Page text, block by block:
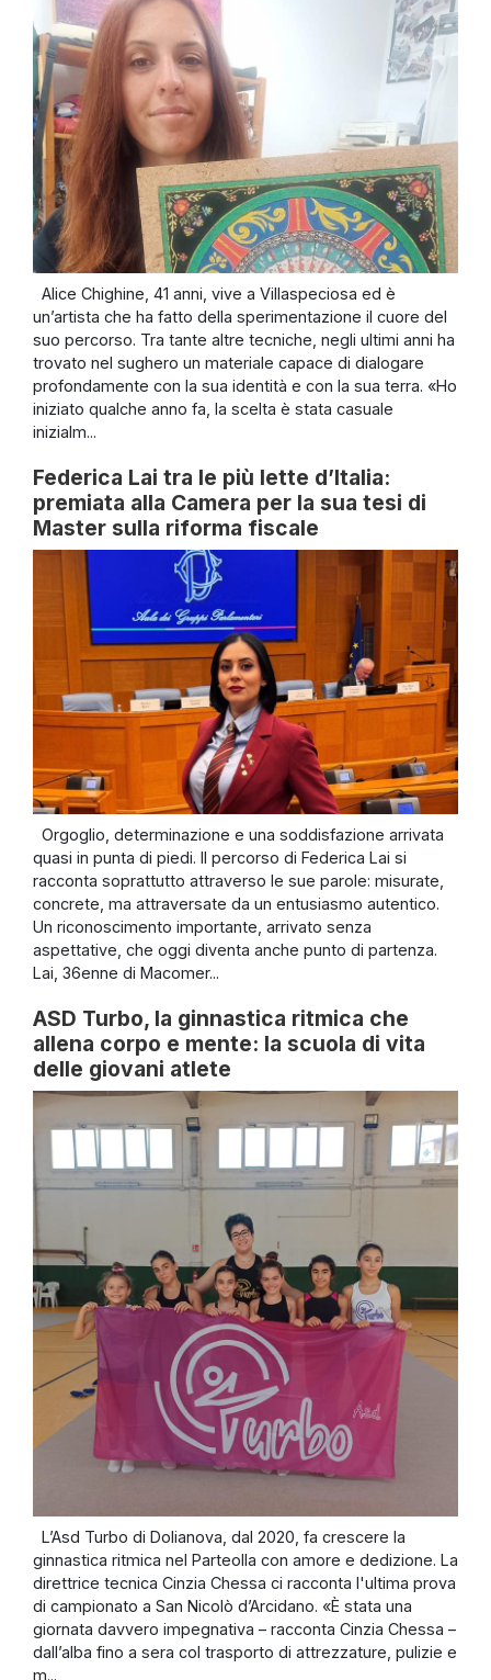
Alice Chighine, 41 anni, vive a Villaspeciosa ed è
un’artista che ha fatto della sperimentazione il cuore del
suo percorso. Tra tante altre tecniche, negli ultimi anni ha
trovato nel sughero un materiale capace di dialogare
profondamente con la sua identità e con la sua terra. «Ho
iniziato qualche anno fa, la scelta è stata casuale
inizialm...
Federica Lai tra le più lette d’Italia:
premiata alla Camera per la sua tesi di
Master sulla riforma fiscale
Orgoglio, determinazione e una soddisfazione arrivata
quasi in punta di piedi. Il percorso di Federica Lai si
racconta soprattutto attraverso le sue parole: misurate,
concrete, ma attraversate da un entusiasmo autentico.
Un riconoscimento importante, arrivato senza
aspettative, che oggi diventa anche punto di partenza.
Lai, 36enne di Macomer...
ASD Turbo, la ginnastica ritmica che
allena corpo e mente: la scuola di vita
delle giovani atlete
L’Asd Turbo di Dolianova, dal 2020, fa crescere la
ginnastica ritmica nel Parteolla con amore e dedizione. La
direttrice tecnica Cinzia Chessa ci racconta l'ultima prova
di campionato a San Nicolò d’Arcidano. «È stata una
giornata davvero impegnativa – racconta Cinzia Chessa –
dall’alba fino a sera col trasporto di attrezzature, pulizie e
m...